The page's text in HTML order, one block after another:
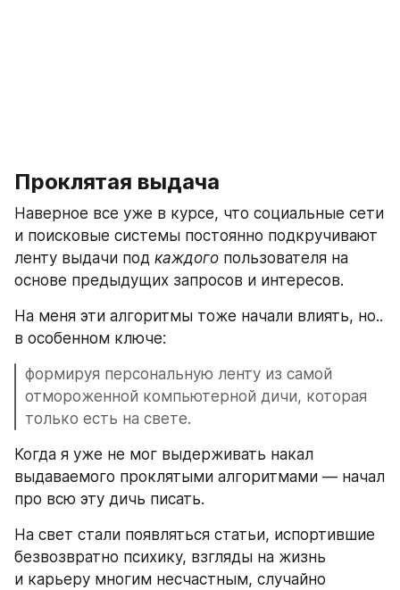
Проклятая выдача
Наверное все уже в курсе, что социальные сети
и поисковые системы постоянно подкручивают
ленту выдачи под каждого пользователя на
основе предыдущих запросов и интересов.
На меня эти алгоритмы тоже начали влиять, но..
в особенном ключе:
формируя персональную ленту из самой
отмороженной компьютерной дичи, которая
только есть на свете.
Когда я уже не мог выдерживать накал
выдаваемого проклятыми алгоритмами — начал
про всю эту дичь писать.
На свет стали появляться статьи, испортившие
безвозвратно психику, взгляды на жизнь
и карьеру многим несчастным, случайно